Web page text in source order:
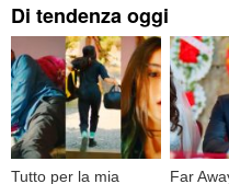
Di tendenza oggi
Tutto per la mia
Far